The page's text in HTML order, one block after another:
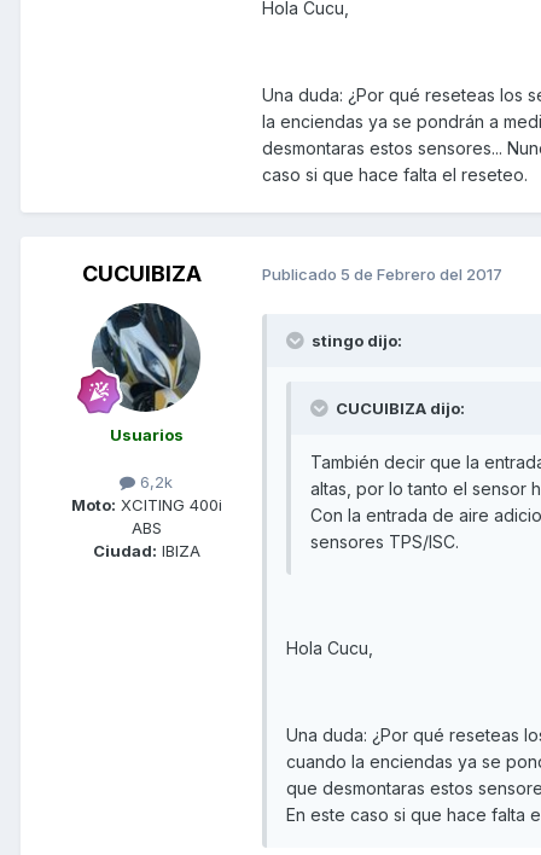
Hola Cucu,
Una duda: ¿Por qué reseteas los
la enciendas ya se pondrán a
desmontaras estos sensores...
caso si que hace falta el reseteo.
CUCUIBIZA
Usuarios
6,2k
Moto: XCITING 400i
ABS
Ciudad: IBIZA
Publicado 5 de Febrero del 2017
stingo dijo:
CUCUIBIZA dijo:
También decir que la
altas, por lo tanto el sensor
Con la entrada de aire
sensores TPS/ISC.
Hola Cucu,
Una duda: ¿Por qué reseteas
cuando la enciendas ya se
que desmontaras estos
En este caso si que hace falta